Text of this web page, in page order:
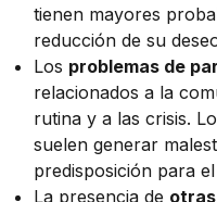
tienen mayores
reducción de su
Los problemas de
relacionados a la
rutina y a las crisis.
suelen generar
predisposición para
La presencia de